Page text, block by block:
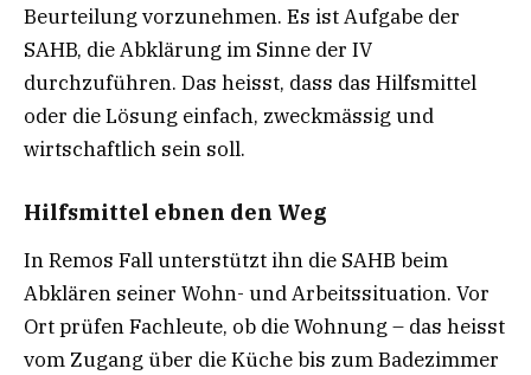
Beurteilung vorzunehmen. Es ist Aufgabe der
SAHB, die Abklärung im Sinne der IV
durchzuführen. Das heisst, dass das Hilfsmittel
oder die Lösung einfach, zweckmässig und
wirtschaftlich sein soll.
Hilfsmittel ebnen den Weg
In Remos Fall unterstützt ihn die SAHB beim
Abklären seiner Wohn- und Arbeitssituation. Vor
Ort prüfen Fachleute, ob die Wohnung – das heisst
vom Zugang über die Küche bis zum Badezimmer